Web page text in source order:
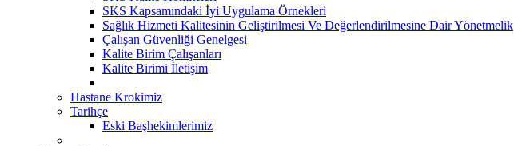
SKS Kapsamındaki İyi Uygulama Örnekleri
Sağlık Hizmeti Kalitesinin Geliştirilmesi Ve Değerlendirilmesine Dair Yönetmelik
Çalışan Güvenliği Genelgesi
Kalite Birim Çalışanları
Kalite Birimi İletişim
Hastane Krokimiz
Tarihçe
Eski Başhekimlerimiz